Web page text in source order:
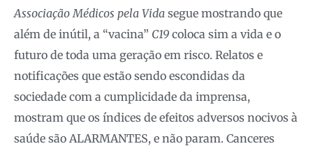
Associação Médicos pela Vida segue mostrando que
além de inútil, a “vacina” C19 coloca sim a vida e o
futuro de toda uma geração em risco. Relatos e
notificações que estão sendo escondidas da
sociedade com a cumplicidade da imprensa,
mostram que os índices de efeitos adversos nocivos à
saúde são ALARMANTES, e não param. Canceres